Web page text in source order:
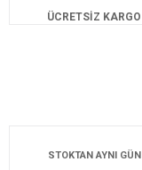
ÜCRETSİZ KARGO
STOKTAN AYNI GÜN